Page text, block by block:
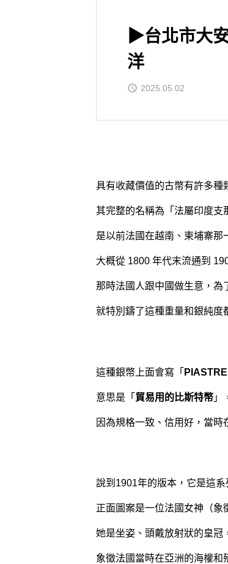
▶台北市大
洋
2025.05.02
具有收藏價值的古幣有許多種
其完整的名稱為「法屬印度支
是以前法國在越南、柬埔寨那
大概從 1800 年代末流通到
那時法國人跟中國做生意，為
就特別鑄了這種重量和銀純度
這種銀幣上面會寫「
意思是「 貿易用的比斯特幣 」
因為規格一致、信用好，當
說到1901年的版本，它是這
正面圖案是一位法國女神（象
她是坐姿、頭戴放射狀的皇冠
象徵法國當時在亞洲的海權和